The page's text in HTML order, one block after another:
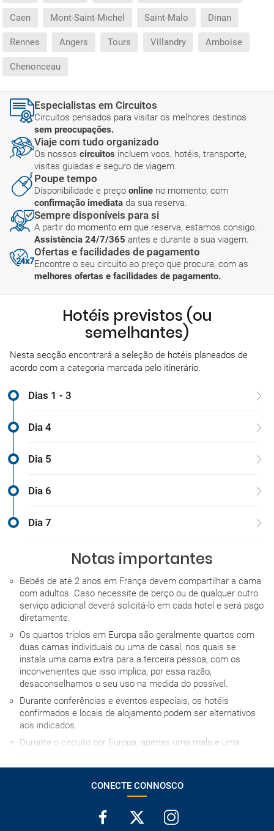
Caen Mont-Saint-Michel Saint-Malo Dinan
Rennes Angers Tours Villandry Amboise
Chenonceau
Especialistas em Circuitos
Circuitos pensados para visitar os melhores destinos
sem preocupações.
Viaje com tudo organizado
Os nossos circuitos incluem voos, hotéis, transporte,
visitas guiadas e seguro de viagem.
Poupe tempo
Disponibilidade e preço online no momento, com
confirmação imediata da sua reserva.
Sempre disponíveis para si
A partir do momento em que reserva, estamos consigo.
Assistência 24/7/365 antes e durante a sua viagem.
Ofertas e facilidades de pagamento
Encontre o seu circuito ao preço que procura, com as
melhores ofertas e facilidades de pagamento.
Hotéis previstos (ou
semelhantes)
Nesta secção encontrará a seleção de hotéis planeados de
acordo com a categoria marcada pelo itinerário.
Dias 1 - 3
Dia 4
Dia 5
Dia 6
Dia 7
Notas importantes
Bebés de até 2 anos em França devem compartilhar a cama
com adultos. Caso necessite de berço ou de qualquer outro
serviço adicional deverá solicitá-lo em cada hotel e será pago
diretamente.
Os quartos triplos em Europa são geralmente quartos com
duas camas individuais ou uma de casal, nos quais se
instala uma cama extra para a terceira pessoa, com os
inconvenientes que isso implica, por essa razão,
desaconselhamos o seu uso na medida do possível.
Durante conferências e eventos especiais, os hotéis
confirmados e locais de alojamento podem ser alternativos
aos indicados.
Durante o circuito por Europa, apenas uma mala e uma
cada estabelecimento, mas em caso algum será antes das
15h00, salvo indicação em contrário.
Os grupos podem ser multilíngues.
CONECTE CONNOSCO